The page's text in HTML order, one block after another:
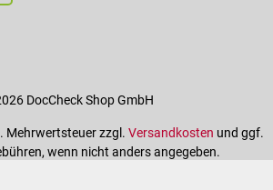
DocCheck Shop GmbH
Mehrwertsteuer zzgl. Versandkosten und ggf.
wenn nicht anders angegeben.